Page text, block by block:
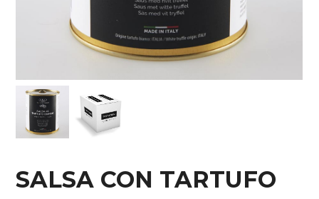
SALSA CON TARTUFO